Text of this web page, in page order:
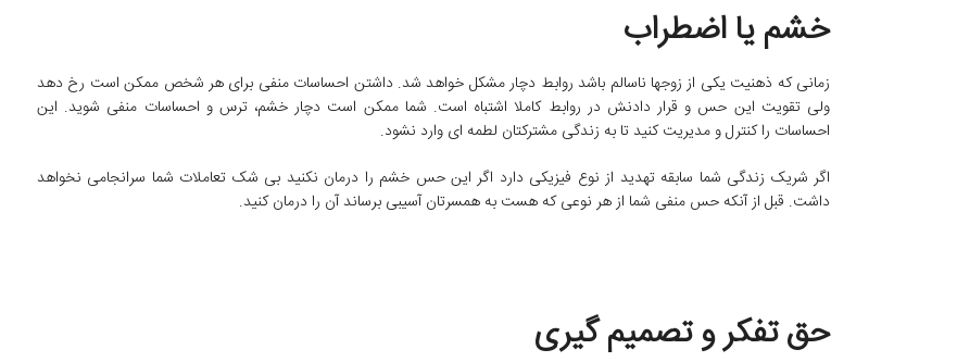
خشم یا اضطراب
زمانی که ذهنیت یکی از زوجها ناسالم باشد روابط دچار مشکل خواهد شد. داشتن احساسات منفی برای هر شخص ممکن است رخ دهد
ولی تقویت این حس و قرار دادنش در روابط کاملا اشتباه است. شما ممکن است دچار خشم، ترس و احساسات منفی شوید. این
احساسات را کنترل و مدیریت کنید تا به زندگی مشترکتان لطمه ای وارد نشود.
اگر شریک زندگی شما سابقه تهدید از نوع فیزیکی دارد اگر این حس خشم را درمان نکنید بی شک تعاملات شما سرانجامی نخواهد
داشت. قبل از آنکه حس منفی شما از هر نوعی که هست به همسرتان آسیبی برساند آن را درمان کنید.
حق تفکر و تصمیم گیری